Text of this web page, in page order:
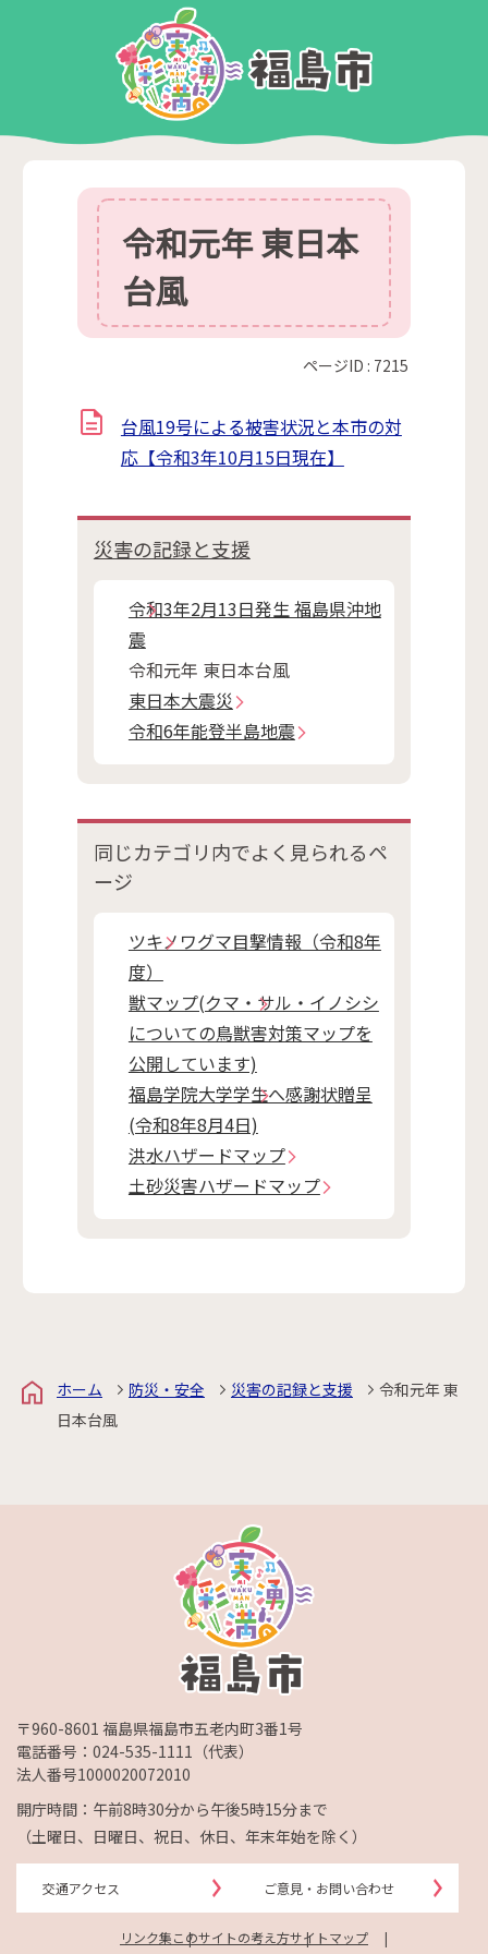
令和元年 東日本
台風
ページID : 7215
台風19号による被害状況と本市の対
応【令和3年10月15日現在】
災害の記録と支援
令和3年2月13日発生 福島県沖地
震
令和元年 東日本台風
東日本大震災
令和6年能登半島地震
同じカテゴリ内でよく見られるペ
ージ
ツキノワグマ目撃情報（令和8年
度）
獣マップ(クマ・サル・イノシシ
についての鳥獣害対策マップを
公開しています)
福島学院大学学生へ感謝状贈呈
(令和8年8月4日)
洪水ハザードマップ
土砂災害ハザードマップ
ホーム 防災・安全 災害の記録と支援
令和元年 東
日本台風
〒960-8601 福島県福島市五老内町3番1号
電話番号： 024-535-1111 （代表）
法人番号1000020072010
開庁時間：午前8時30分から午後5時15分まで
（土曜日、日曜日、祝日、休日、年末年始を除く）
交通アクセス ご意見・お問い合わせ
リンク集このサイトの考え方サイトマップ